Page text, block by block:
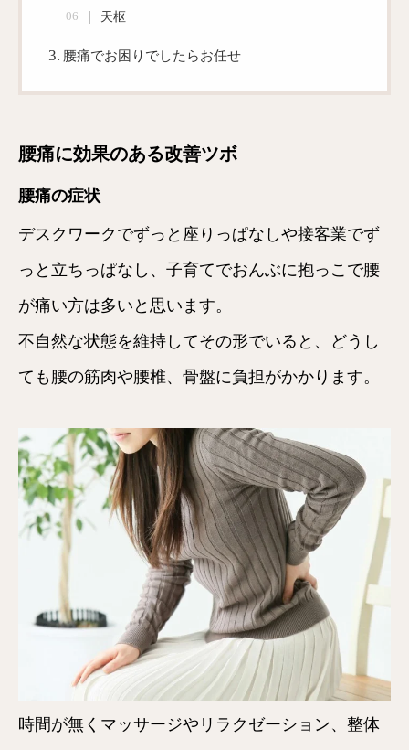
天枢
腰痛でお困りでしたらお任せ
腰痛に効果のある改善ツボ
腰痛の症状
デスクワークでずっと座りっぱなしや接客業でず
っと立ちっぱなし、子育てでおんぶに抱っこで腰
が痛い方は多いと思います。
不自然な状態を維持してその形でいると、どうし
ても腰の筋肉や腰椎、骨盤に負担がかかります。
時間が無くマッサージやリラクゼーション、整体